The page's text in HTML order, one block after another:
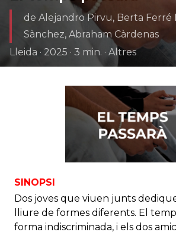
de Alejandro Pirvu, Berta Ferré
Sànchez, Abraham Càrdenas
Lleida · 2025 · 3 min. · Altres
SINOPSI
Dos joves que viuen junts
lliure de formes diferents. El
forma indiscriminada, i els dos